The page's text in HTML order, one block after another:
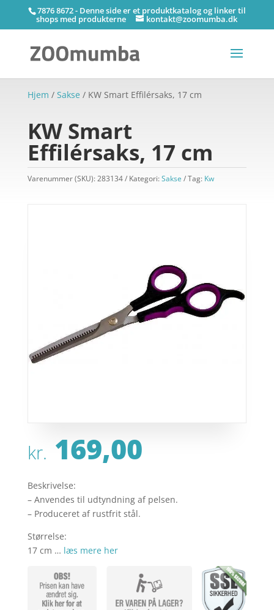
7876 8672 - Denne side er et produktkatalog og linker til
shops med produkterne kontakt@zoomumba.dk
Hjem / Sakse / KW Smart Effilérsaks, 17 cm
KW Smart
Effilérsaks, 17 cm
Varenummer (SKU):283134 Kategori:Sakse Tag: Kw
kr. 169,00
Beskrivelse:
– Anvendes til udtyndning af pelsen.
– Produceret af rustfrit stål.
Størrelse:
17 cm … læs mere her